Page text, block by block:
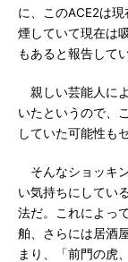
に、このACE2は
煙していて現在は
もあると報告して
親しい芸能人に
いたというので、
していた可能性も
そんなショッキ
い気持ちにしてい
法だ。これによっ
舶、さらには居酒
まり、「前門の虎